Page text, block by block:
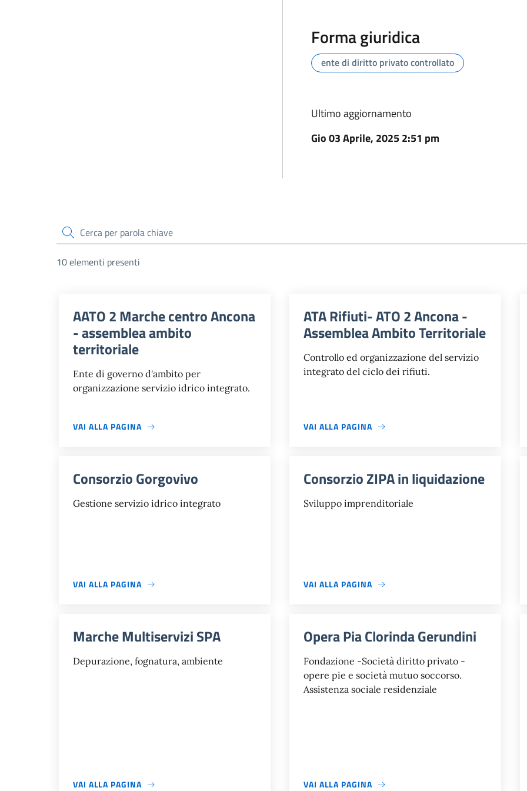
Forma giuridica
ente di diritto privato controllato
Ultimo aggiornamento
Gio 03 Aprile, 2025 2:51 pm
cerca
10 elementi presenti
AATO 2 Marche centro Ancona
- assemblea ambito
territoriale
Ente di governo d'ambito per
organizzazione servizio idrico integrato.
VAI ALLA PAGINA
ATA Rifiuti- ATO 2 Ancona -
Assemblea Ambito Territoriale
Controllo ed organizzazione del servizio
integrato del ciclo dei rifiuti.
VAI ALLA PAGINA
Consorzio Gorgovivo
Gestione servizio idrico integrato
VAI ALLA PAGINA
Consorzio ZIPA in liquidazione
Sviluppo imprenditoriale
VAI ALLA PAGINA
Marche Multiservizi SPA
Depurazione, fognatura, ambiente
VAI ALLA PAGINA
Opera Pia Clorinda Gerundini
Fondazione -Società diritto privato -
opere pie e società mutuo soccorso.
Assistenza sociale residenziale
VAI ALLA PAGINA